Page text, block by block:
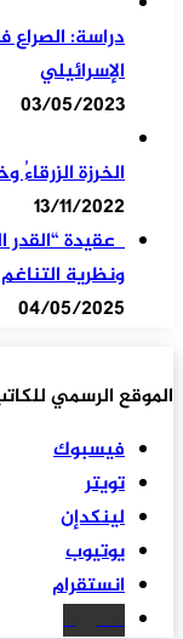
دراسة: الصراع
الإسرائيلي
03/05/2023
الخرزة
13/11/2022
عقيدة “القدر
ونظرية
04/05/2025
الموقع الرسمي
فيسبوك
تويتر
لينكدإن
يوتيوب
انستقرام
سكريبد